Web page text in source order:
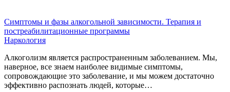
Симптомы и фазы алкогольной зависимости. Терапия и
постреабилитационные программы
Наркология
Алкоголизм является распространенным заболеванием. Мы,
наверное, все знаем наиболее видимые симптомы,
сопровождающие это заболевание, и мы можем достаточно
эффективно распознать людей, которые…